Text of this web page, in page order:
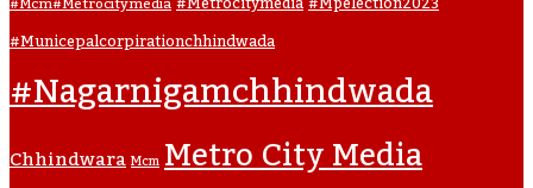
#municepalcorpirationchhindwada
#nagarnigamchhindwada
ChhindwaraMcmMetro City Media